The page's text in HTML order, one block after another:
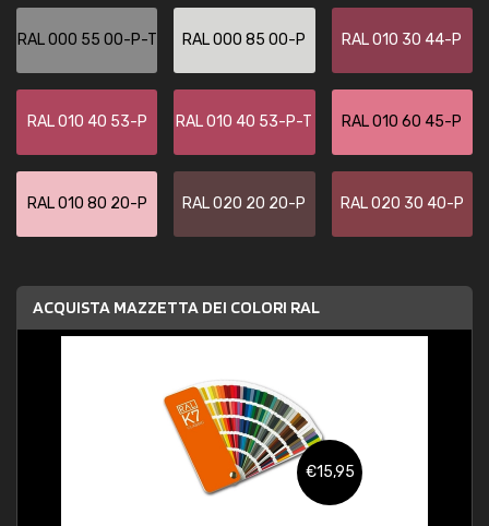
RAL 000 55 00-P-T RAL 000 85 00-P RAL 010 30 44-P
RAL 010 40 53-P RAL 010 40 53-P-T RAL 010 60 45-P
RAL 010 80 20-P RAL 020 20 20-P RAL 020 30 40-P
ACQUISTA MAZZETTA DEI COLORI RAL
€15,95